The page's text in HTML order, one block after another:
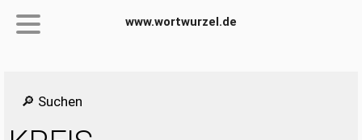
www.wortwurzel.de
🔎 Suchen